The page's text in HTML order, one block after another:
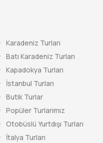
Karadeniz Turları
Batı Karadeniz Turları
Kapadokya Turları
İstanbul Turları
Butik Turlar
Popüler Turlarımız
Otobüslü Yurtdışı Turları
İtalya Turları